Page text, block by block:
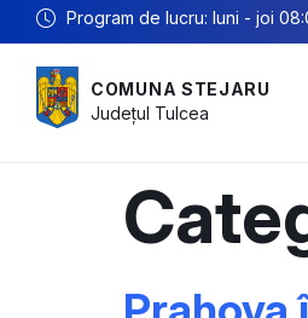
Program de lucru: luni - joi
COMUNA STEJARU
Județul Tulcea